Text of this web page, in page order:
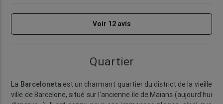
Voir 12 avis
Quartier
La Barceloneta est un charmant quartier du district de la vieille
ville de Barcelone, situé sur l'ancienne île de Maians (aujourd'hui